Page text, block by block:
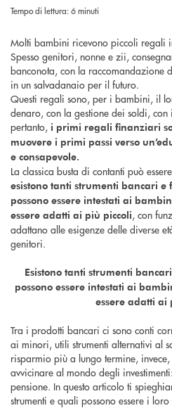
Tempo di lettura: 6 minuti
Molti bambini ricevono piccoli regali
Spesso genitori, nonne e zii,
banconota, con la raccomandazione
in un salvadanaio per il futuro.
Questi regali sono, per i bambini, il
denaro, con la gestione dei soldi,
pertanto, i primi regali finanziari
muovere i primi passi verso
e consapevole.
La classica busta di contanti può
esistono tanti strumenti bancari e
possono essere intestati ai
essere adatti ai più piccoli, con
adattano alle esigenze delle diverse
genitori.
Esistono tanti strumenti
possono essere intestati ai
essere adatti ai
Tra i prodotti bancari ci sono conti
ai minori, utili strumenti alternativi al
risparmio più a lungo termine,
avvicinare al mondo degli
pensione. In questo articolo ti
strumenti e quali possono essere i